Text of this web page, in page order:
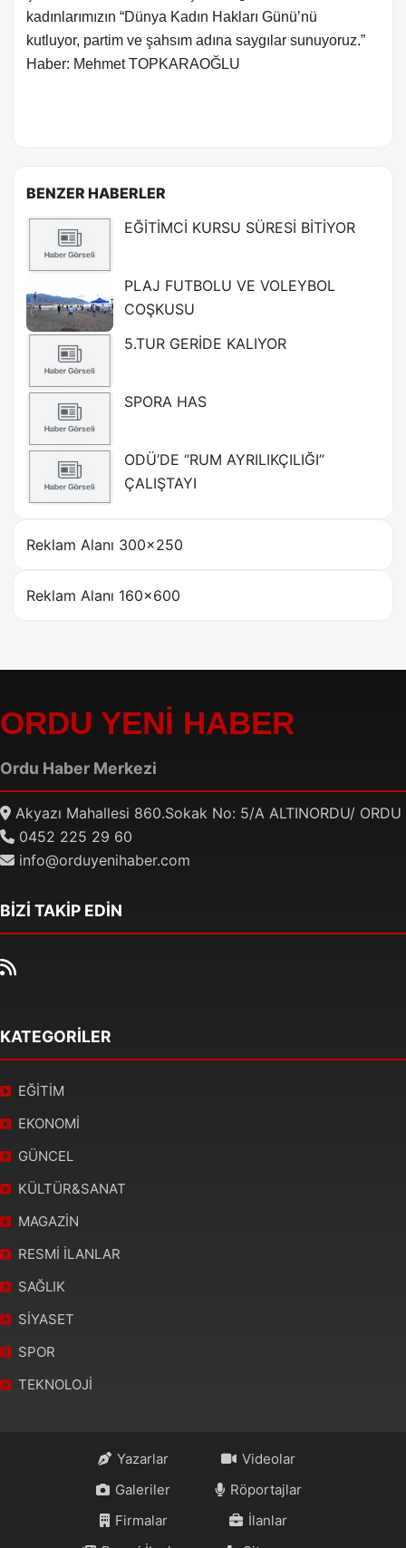
kadınlarımızın “Dünya Kadın Hakları Günü’nü
kutluyor, partim ve şahsım adına saygılar sunuyoruz.”
Haber: Mehmet TOPKARAOĞLU
BENZER HABERLER
EĞİTİMCİ KURSU SÜRESİ BİTİYOR
PLAJ FUTBOLU VE VOLEYBOL
COŞKUSU
5.TUR GERİDE KALIYOR
SPORA HAS
ODÜ’DE “RUM AYRILIKÇILIĞI”
ÇALIŞTAYI
Reklam Alanı 300×250
Reklam Alanı 160×600
ORDU YENİ HABER
Ordu Haber Merkezi
Akyazı Mahallesi 860.Sokak No: 5/A ALTINORDU/ ORDU
0452 225 29 60
info@orduyenihaber.com
BİZİ TAKİP EDİN
KATEGORİLER
EĞİTİM
EKONOMİ
GÜNCEL
KÜLTÜR&SANAT
MAGAZİN
RESMİ İLANLAR
SAĞLIK
SİYASET
SPOR
TEKNOLOJİ
Yazarlar
Videolar
Galeriler
Röportajlar
Firmalar
İlanlar